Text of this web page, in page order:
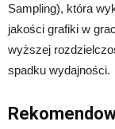
Sampling), która
jakości grafiki w
wyższej
spadku wydajności.